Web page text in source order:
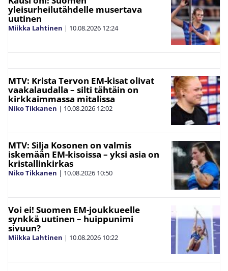
yleisurheilutähdelle musertava
uutinen
Miikka Lahtinen | 10.08.2026 12:24
MTV: Krista Tervon EM-kisat olivat
vaakalaudalla – silti tähtäin on
kirkkaimmassa mitalissa
Niko Tikkanen | 10.08.2026 12:02
MTV: Silja Kosonen on valmis
iskemään EM-kisoissa – yksi asia on
kristallinkirkas
Niko Tikkanen | 10.08.2026 10:50
Voi ei! Suomen EM-joukkueelle
synkkä uutinen – huippunimi
sivuun?
Miikka Lahtinen | 10.08.2026 10:22